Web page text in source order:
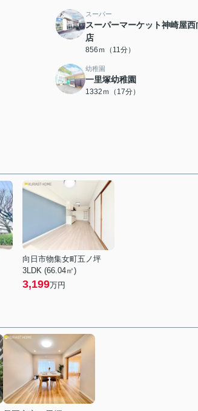
スーパー
スーパーマーケット神崎屋西
店
856ｍ（11分）
幼稚園
一里塚幼稚園
1332ｍ（17分）
向日市物集女町五ノ坪
3LDK (66.04㎡)
3,199万円